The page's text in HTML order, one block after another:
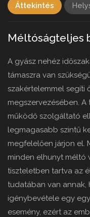
Áttekintés
Méltóságteljes
A gyász nehéz
támaszra van
szakértelemmel segíti
megszervezésében. A
működő szolgáltató
legmagasabb szintű
megfelelően járjon el.
minden elhunyt méltó
tiszteletben tartva az
tudatában van annak,
igénybevétele egy
esemény, ezért az